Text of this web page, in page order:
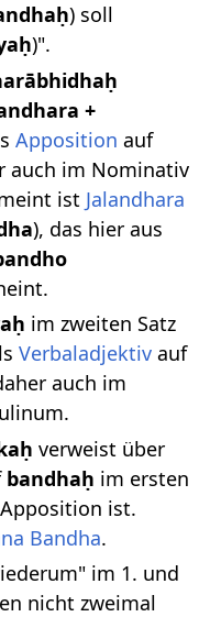
) soll
)".
+
Apposition auf
auch im Nominativ
ist Jalandhara
), das hier aus
im zweiten Satz
Verbaladjektivauf
auch im
verweist über
bandhaḥ im ersten
ist.
Bandha.
im 1. und
nicht zweimal